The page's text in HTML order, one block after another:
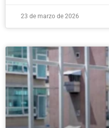
23 de marzo de 2026